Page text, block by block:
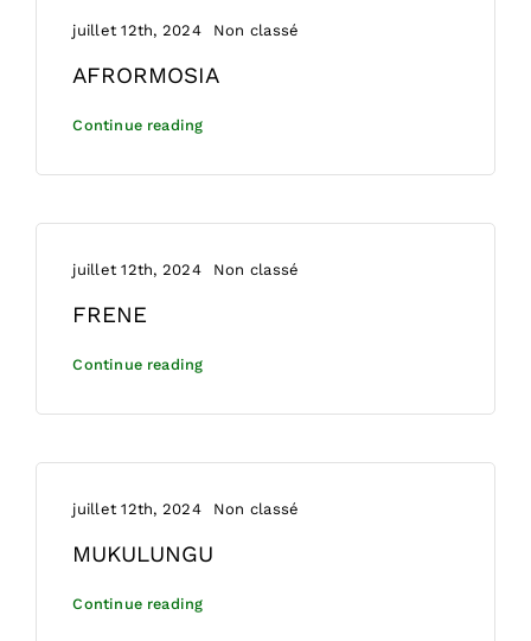
juillet 12th, 2024 Non classé
AFRORMOSIA
Continue reading
juillet 12th, 2024 Non classé
FRENE
Continue reading
juillet 12th, 2024 Non classé
MUKULUNGU
Continue reading